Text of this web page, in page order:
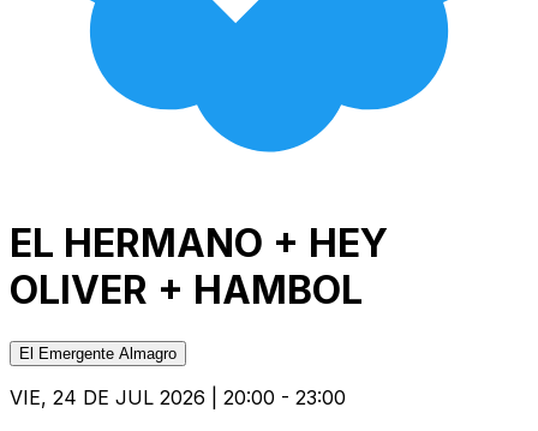
EL HERMANO + HEY
OLIVER + HAMBOL
El Emergente Almagro
VIE, 24 DE JUL 2026 | 20:00 - 23:00